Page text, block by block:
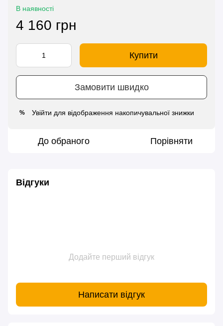
В наявності
4 160 грн
Купити
Замовити швидко
% Увійти для відображення накопичувальної знижки
До обраного Порівняти
Відгуки
Додайте перший відгук
Написати відгук